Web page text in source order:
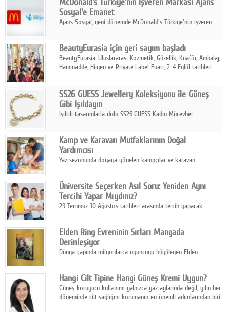
tamamladı.
Sosyal'e Emanet
Ajans Sosyal, yeni dönemde McDonald's Türkiye'nin işveren
BeautyEurasia için geri sayım başladı
BeautyEurasia: Uluslararası Kozmetik, Güzellik, Kuaför, Ambalaj,
Hammadde, Hijyen ve Private Label Fuarı, 2–4 Eylül tarihleri
SS26 GUESS Jewellery Koleksiyonu ile Güneş
Gibi Işıldayın
Işıltılı tasarımlarla dolu SS26 GUESS Kadın Mücevher
dokunuşunu taşıyor.
Kamp ve Karavan Mutfaklarının Doğal
Yardımcısı
Yaz sezonunda doğaya yönelen kampçılar ve karavan
temizlik sağlayan, çevreye duyarlı bitkisel içerikli ürünleri tercih
ediyor.
Üniversite Seçerken Asıl Soru: Yeniden Aynı
Tercihi Yapar Mıydınız?
29 Temmuz-10 Ağustos tarihleri arasında tercih yapacak
Elden Ring Evreninin Sırları Mangada
Derinleşiyor
Dünya çapında milyonlarca oyuncuyu büyüleyen Elden
aksiyonu ve karanlık fantastik atmosferi bir araya getirmeyi
sürdürüyor.
Hangi Cilt Tipine Hangi Güneş Kremi Uygun?
Güneş koruyucu kullanımı yalnızca yaz aylarında değil, yılın her
döneminde cilt sağlığını korumanın en önemli adımlarından biri